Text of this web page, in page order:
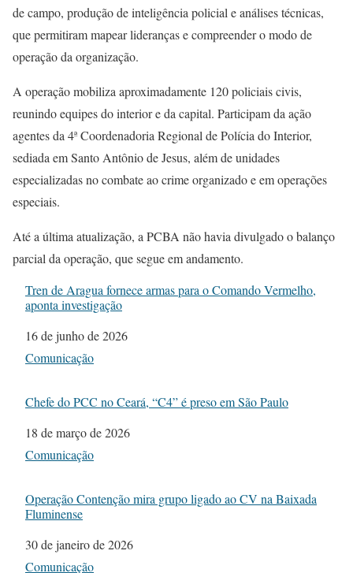
de campo, produção de inteligência policial e análises técnicas,
que permitiram mapear lideranças e compreender o modo de
operação da organização.
A operação mobiliza aproximadamente 120 policiais civis,
reunindo equipes do interior e da capital. Participam da ação
agentes da 4ª Coordenadoria Regional de Polícia do Interior,
sediada em Santo Antônio de Jesus, além de unidades
especializadas no combate ao crime organizado e em operações
especiais.
Até a última atualização, a PCBA não havia divulgado o balanço
parcial da operação, que segue em andamento.
Tren de Aragua fornece armas para o Comando Vermelho,
aponta investigação
Data
16 de junho de 2026
Em relação a
Comunicação
Chefe do PCC no Ceará, “C4” é preso em São Paulo
Data
18 de março de 2026
Em relação a
Comunicação
Operação Contenção mira grupo ligado ao CV na Baixada
Fluminense
Data
30 de janeiro de 2026
Em relação a
Comunicação